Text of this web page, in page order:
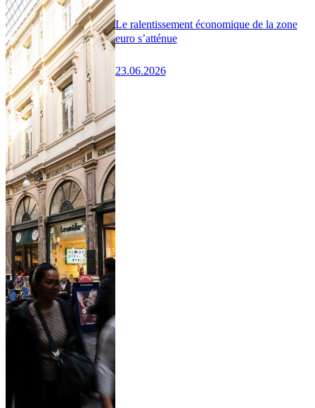
Le ralentissement économique de la zone
euro s’atténue
23.06.2026